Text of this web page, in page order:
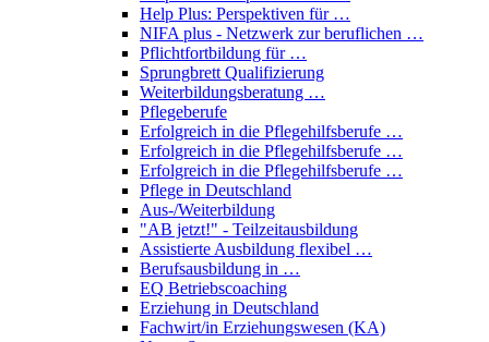
Help Plus: Perspektiven für …
NIFA plus - Netzwerk zur beruflichen …
Pflichtfortbildung für …
Sprungbrett Qualifizierung
Weiterbildungsberatung …
Pflegeberufe
Erfolgreich in die Pflegehilfsberufe …
Erfolgreich in die Pflegehilfsberufe …
Erfolgreich in die Pflegehilfsberufe …
Pflege in Deutschland
Aus-/Weiterbildung
"AB jetzt!" - Teilzeitausbildung
Assistierte Ausbildung flexibel …
Berufsausbildung in …
EQ Betriebscoaching
Erziehung in Deutschland
Fachwirt/in Erziehungswesen (KA)